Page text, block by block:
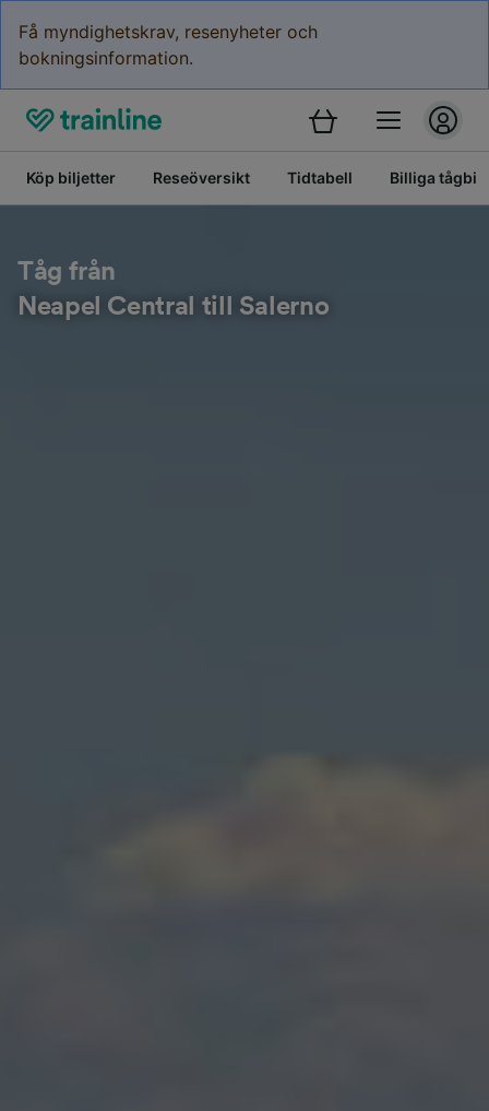
Få myndighetskrav, resenyheter och
bokningsinformation.
Köp biljetter Reseöversikt Tidtabell Billiga
Tåg från
Neapel Central till Salerno